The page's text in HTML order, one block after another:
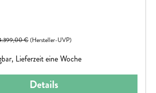
Preis:
€(Hersteller-UVP)
Lieferzeit eine Woche
Details